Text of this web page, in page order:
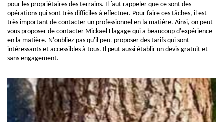
pour les propriétaires des terrains. Il faut rappeler que ce sont des
opérations qui sont très difficiles à effectuer. Pour faire ces tâches, il est
très important de contacter un professionnel en la matière. Ainsi, on peut
vous proposer de contacter Mickael Elagage qui a beaucoup d'expérience
en la matière. N'oubliez pas qu'il peut proposer des tarifs qui sont
intéressants et accessibles à tous. Il peut aussi établir un devis gratuit et
sans engagement.